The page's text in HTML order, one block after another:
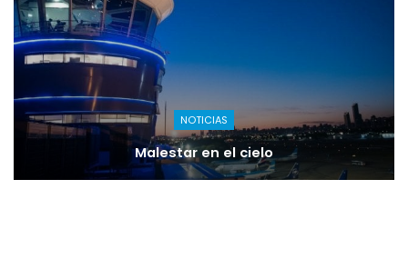
NOTICIAS
Malestar en el cielo